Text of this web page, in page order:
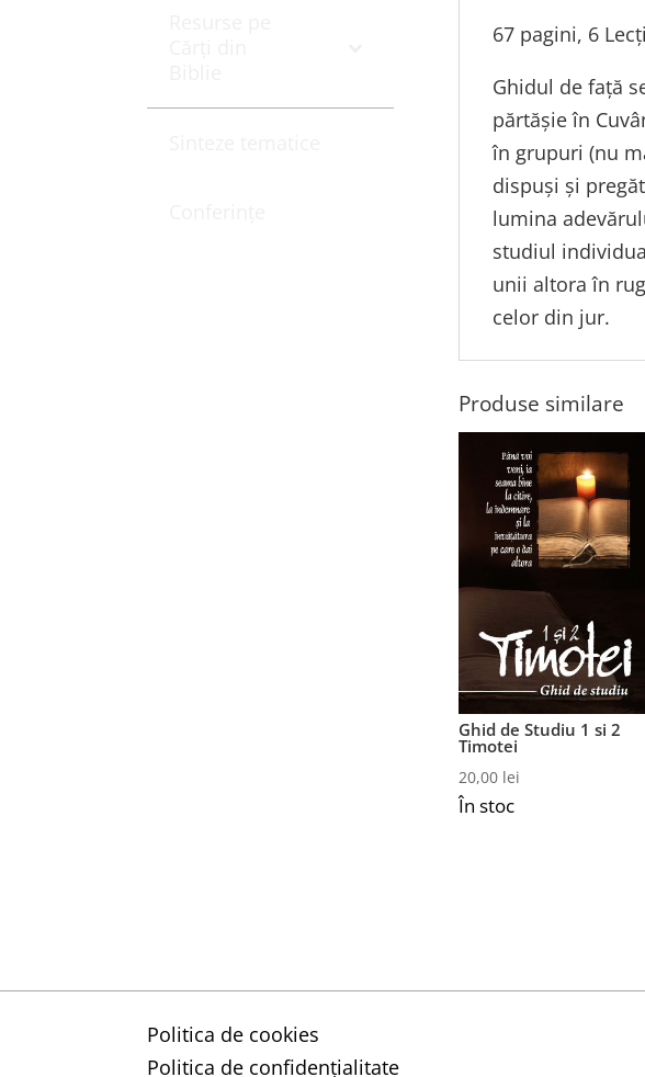
67 pagini, 6
Ghidul de faţă
părtăşie în
în grupuri (nu
dispuşi și
lumina
studiul
unii altora în
celor din jur.
Produse similare
Ghid de Studiu 1 si 2
Timotei
20,00 lei
În stoc
Politica de cookies
Politica de confidențialitate